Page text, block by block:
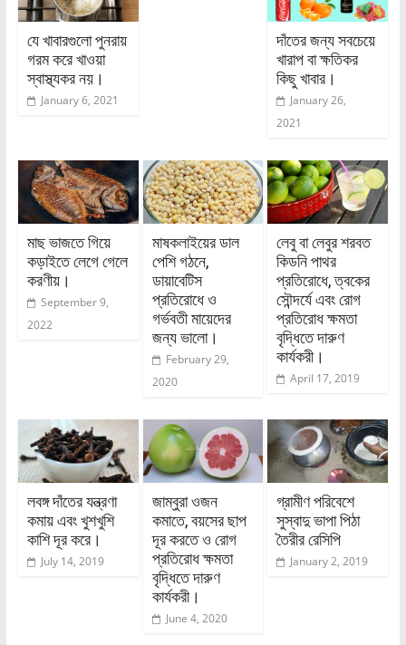
যে খাবারগুলো পুনরায়
গরম করে খাওয়া
স্বাস্থ্যকর নয়।
January 6, 2021
দাঁতের জন্য সবচেয়ে
খারাপ বা ক্ষতিকর
কিছু খাবার।
January 26,
2021
মাছ ভাজতে গিয়ে
কড়াইতে লেগে গেলে
করণীয়।
September 9,
2022
মাষকলাইয়ের ডাল
পেশি গঠনে,
ডায়াবেটিস
প্রতিরোধে ও
গর্ভবতী মায়েদের
জন্য ভালো।
February 29,
2020
লেবু বা লেবুর শরবত
কিডনি পাথর
প্রতিরোধে, ত্বকের
সৌন্দর্যে এবং রোগ
প্রতিরোধ ক্ষমতা
বৃদ্ধিতে দারুণ
কার্যকরী।
April 17, 2019
লবঙ্গ দাঁতের যন্ত্রণা
কমায় এবং খুশখুশি
কাশি দূর করে।
July 14, 2019
জাম্বুরা ওজন
কমাতে, বয়সের ছাপ
দূর করতে ও রোগ
প্রতিরোধ ক্ষমতা
বৃদ্ধিতে দারুণ
কার্যকরী।
June 4, 2020
গ্রামীণ পরিবেশে
সুস্বাদু ভাপা পিঠা
তৈরীর রেসিপি
January 2, 2019